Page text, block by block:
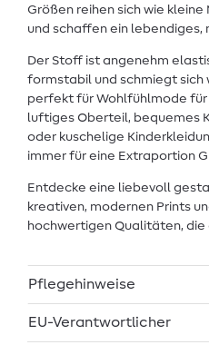
Größen reihen sich wie
und schaffen ein lebendiges,
Der Stoff ist angenehm
formstabil und schmiegt sich
perfekt für Wohlfühlmode für
luftiges Oberteil, bequemes
oder kuschelige
immer für eine Extraportion
Entdecke eine liebevoll
kreativen, modernen Prints
hochwertigen Qualitäten, die
Pflegehinweise
EU-Verantwortlicher